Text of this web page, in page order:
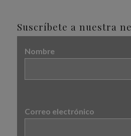
Suscríbete a nuestra
Nombre
Correo electrónico